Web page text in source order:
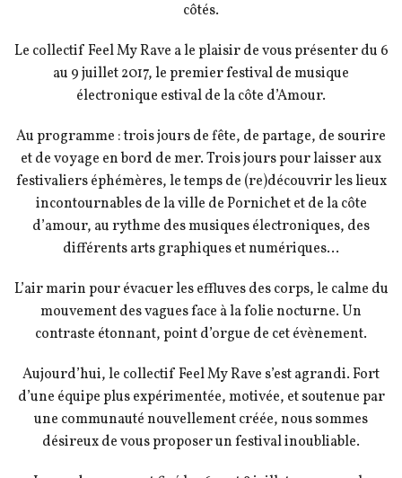
côtés.
Le collectif Feel My Rave a le plaisir de vous présenter du 6
au 9 juillet 2017, le premier festival de musique
électronique estival de la côte d’Amour.
Au programme : trois jours de fête, de partage, de sourire
et de voyage en bord de mer.Trois jours pour laisser aux
festivaliers éphémères, le temps de (re)découvrir les lieux
incontournables de la ville de Pornichet et de la côte
d’amour, au rythme des musiques électroniques, des
différents arts graphiques et numériques…
L’air marin pour évacuer les effluves des corps, le calme du
mouvement des vagues face à la folie nocturne. Un
contraste étonnant, point d’orgue de cet évènement.
Aujourd’hui, le collectif Feel My Rave s’est agrandi. Fort
d’une équipe plus expérimentée, motivée, et soutenue par
une communauté nouvellement créée, nous sommes
désireux de vous proposer un festival inoubliable.